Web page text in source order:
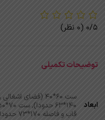
0/5 (0 نظر)
توضیحات تکمیلی
ابعاد
ست 60*40 (فضای
قاب و فاصله 170*73 حدودا)